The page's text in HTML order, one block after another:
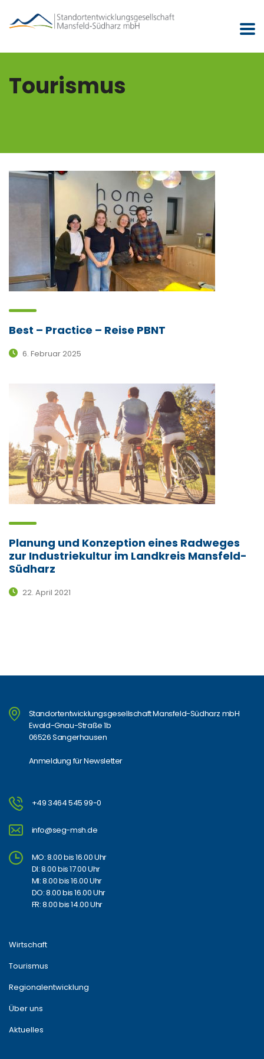
Tourismus
Best – Practice – Reise PBNT
6. Februar 2025
Planung und Konzeption eines Radweges
zur Industriekultur im Landkreis Mansfeld-
Südharz
22. April 2021
Standortentwicklungsgesellschaft Mansfeld-Südharz mbH
Ewald-Gnau-Straße 1b
06526 Sangerhausen
Anmeldung für Newsletter
+49 3464 545 99-0
info@seg-msh.de
MO: 8.00 bis 16.00 Uhr
DI: 8.00 bis 17.00 Uhr
MI: 8.00 bis 16.00 Uhr
DO: 8.00 bis 16.00 Uhr
FR: 8.00 bis 14.00 Uhr
Wirtschaft
Tourismus
Regionalentwicklung
Über uns
Aktuelles